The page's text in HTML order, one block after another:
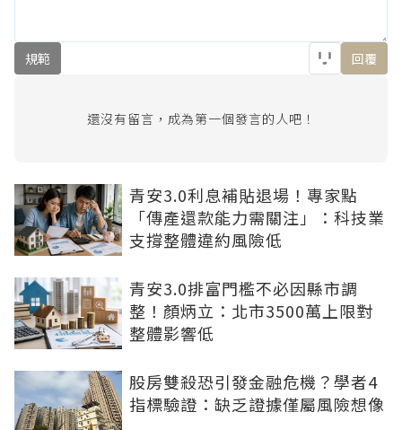
規範 回覆
還沒有留言，成為第一個發言的人吧！
青安3.0利息補貼退場！專家點
「傳產還款能力需關注」：科技業
支撐整體違約風險低
青安3.0排富門檻不必因縣市調
整！顏炳立：北市3500萬上限對
整體影響低
股房雙殺恐引發金融危機？學者4
指標驗證：缺乏證據僅屬風險想像